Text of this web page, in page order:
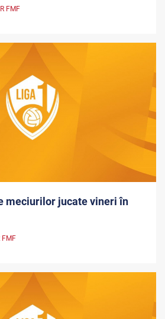
FMF
meciurilor jucate vineri în
FMF